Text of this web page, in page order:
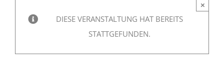
DIESE VERANSTALTUNG HAT BEREITS
STATTGEFUNDEN.
×